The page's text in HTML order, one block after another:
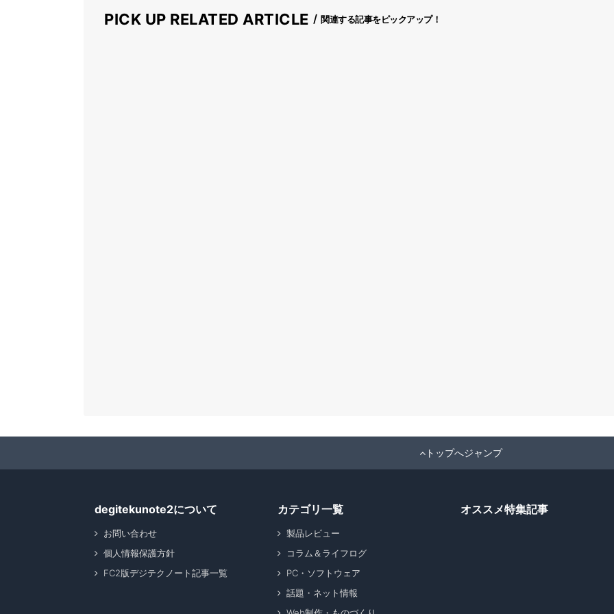
PICK UP RELATED ARTICLE 関連する記事をピックアップ！
トップへジャンプ
degitekunote2について
お問い合わせ
個人情報保護方針
FC2版デジテクノート記事一覧
カテゴリ一覧
製品レビュー
コラム＆ライフログ
PC・ソフトウェア
話題・ネット情報
オススメ特集記事